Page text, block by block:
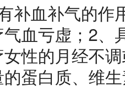
补血补气的作
血亏虚；2、
性的月经不
蛋白质、维